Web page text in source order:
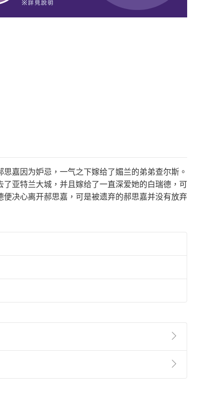
嘉因为妒忌，一气之下嫁给了媚兰的弟弟查尔斯。
亚特兰大城，并且嫁给了一直深爱她的白瑞德，可
决心离开郝思嘉，可是被遗弃的郝思嘉并没有放弃
第2條第5款之規定，「非以有形媒介提供之數位